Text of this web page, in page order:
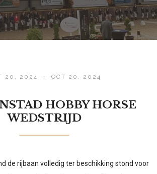
20, 2024 - OCT 20, 2024
HOBBY HORSE
WEDSTRIJD
de rijbaan volledig ter beschikking stond voor